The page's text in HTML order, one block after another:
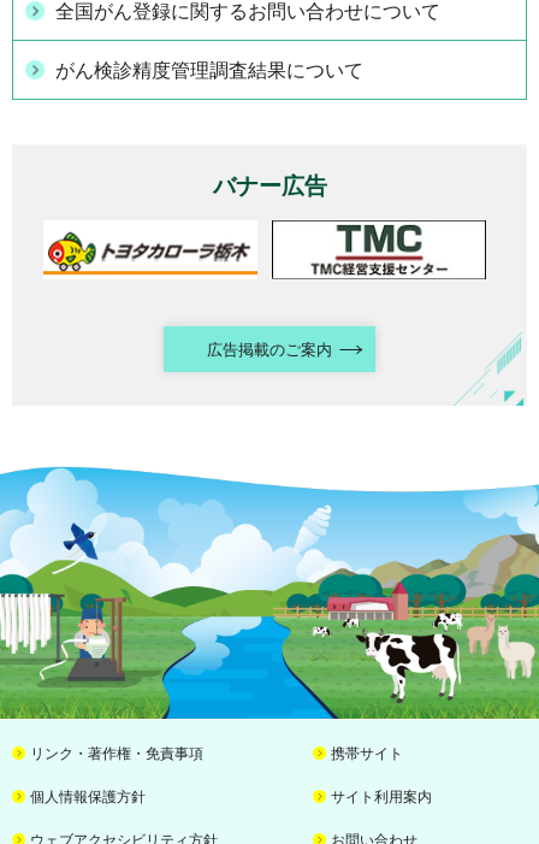
全国がん登録に関するお問い合わせについて
がん検診精度管理調査結果について
バナー広告
広告掲載のご案内
リンク・著作権・免責事項 携帯サイト
個人情報保護方針 サイト利用案内
ウェブアクセシビリティ方針 お問い合わせ